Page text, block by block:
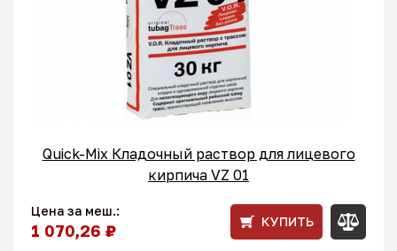
Quick-Mix Кладочный раствор для лицевого
кирпича VZ 01
Цена за меш.:
1 070,26 ₽ КУПИТЬ